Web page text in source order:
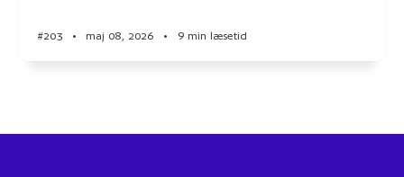
#203 • maj 08, 2026 • 9 min læsetid